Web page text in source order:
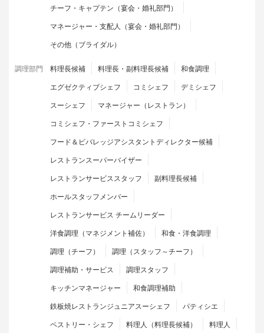
チーフ・キャプテン（宴会・婚礼部門）
マネージャー・支配人（宴会・婚礼部門）
その他（ブライダル）
調理部門 料理長候補 料理長・副料理長候補
和食調理
エグゼクティブシェフ
コミシェフ
デミシェフ
スーシェフ
マネージャー（レストラン）
コミシェフ・ファーストコミシェフ
フード＆ビバレッジアシスタントディレクター候補
レストランスーパーバイザー
レストランサービススタッフ
副料理長候補
ホールスタッフメンバー
レストランサービス チームリーダー
洋食調理（マネジメント補佐）
和食・洋食調理
調理（チーフ）
調理（スタッフ～チーフ）
調理補助・サービス
調理スタッフ
キッチンマネージャー
和食調理補助
鉄板焼レストランジュニアスーシェフ
パティシエ
ペストリー・シェフ
料理人（料理長候補）
料理人